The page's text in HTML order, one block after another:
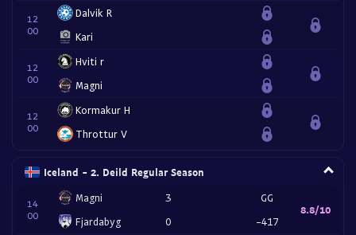
12
00
Dalvik R
Kari
12
00
Hviti r
Magni
12
00
Kormakur H
Throttur V
Iceland - 2. Deild Regular Season
14
00
Magni
Fjardabyg
3
0
GG
-417
8.8/10